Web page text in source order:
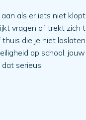
als er iets niet
vragen of trekt zich
die je niet
op school:
dat serieus.